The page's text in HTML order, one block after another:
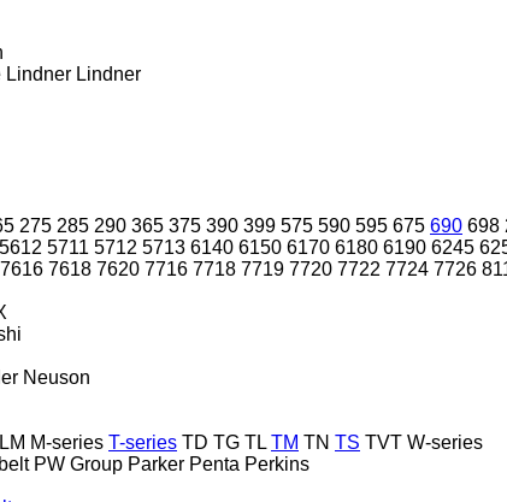
Lindner Lindner
275 285 290 365 375 390 399 575 590 595 675 690 698
5612 5711 5712 5713 6140 6150 6170 6180 6190 6245
7616 7618 7620 7716 7718 7719 7720 7722 7724 7726
Neuson
LM M-series T-series TD TG TL TM TN TS TVT W-series
PW Group Parker Penta Perkins